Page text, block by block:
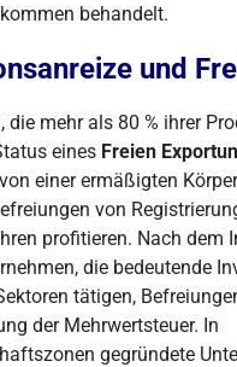
behandelt.
und
die mehr als 80 % ihrer
eines Freien
einer ermäßigten
von
profitieren. Nach dem
die bedeutende
tätigen,
der Mehrwertsteuer. In
gegründete